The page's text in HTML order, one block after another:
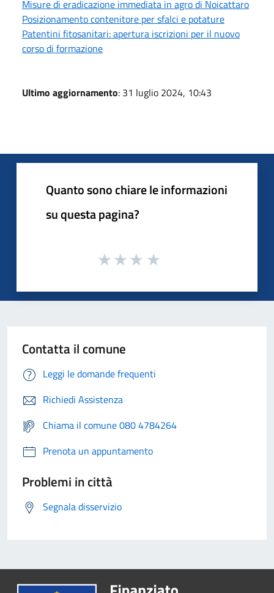
Misure di eradicazione immediata in agro di Noicattaro
Posizionamento contenitore per sfalci e potature
Patentini fitosanitari: apertura iscrizioni per il nuovo
corso di formazione
Ultimo aggiornamento: 31 luglio 2024, 10:43
Quanto sono chiare le informazioni
su questa pagina?
Contatta il comune
Leggi le domande frequenti
Richiedi Assistenza
Chiama il comune 080 4784264
Prenota un appuntamento
Problemi in città
Segnala disservizio